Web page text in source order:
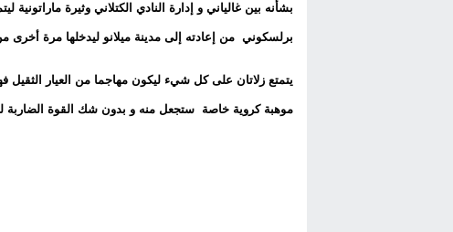
بشأنه بين غالياني و إدارة النادي الكتلاني وثيرة
برلسكوني من إعادته إلى مدينة ميلانو ليدخلها مرة أخرى
يتمتع زلاتان على كل شيء ليكون مهاجما من العيار الثقيل
موهبة كروية خاصة ستجعل منه و بدون شك القوة الضاربة